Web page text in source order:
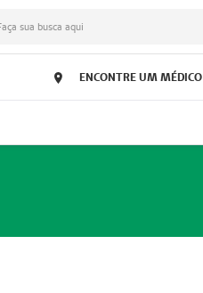
sua busca aqui
ENCONTRE UM MÉDICO